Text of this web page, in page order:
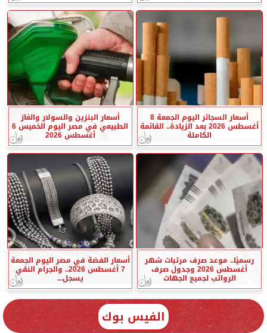
أسعار السجائر اليوم الجمعة 8
أغسطس 2026 بعد الزيادة.. القائمة
الكاملة
أسعار البنزين والسولار والغاز
الطبيعي في مصر اليوم الخميس 6
أغسطس 2026
رسميًا.. موعد صرف مرتبات شهر
أغسطس 2026 وجدول صرف
الرواتب لجميع الجهات
أسعار الفضة في مصر اليوم الجمعة
7 أغسطس 2026.. والجرام النقي
يسجل...
الفيس بوك